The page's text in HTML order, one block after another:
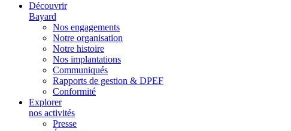
Découvrir
Bayard
Nos engagements
Notre organisation
Notre histoire
Nos implantations
Communiqués
Rapports de gestion & DPEF
Conformité
Explorer
nos activités
Presse